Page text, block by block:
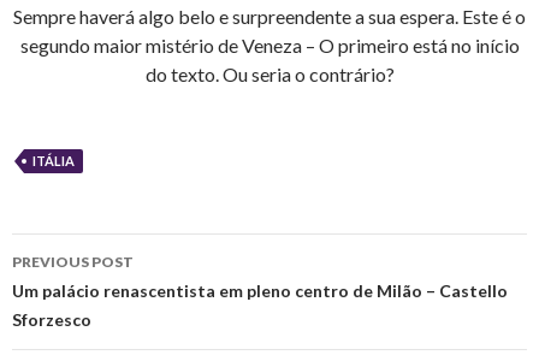
Sempre haverá algo belo e surpreendente a sua espera. Este é o
segundo maior mistério de Veneza – O primeiro está no início
do texto. Ou seria o contrário?
ITÁLIA
Post
navigation
PREVIOUS POST
Um palácio renascentista em pleno centro de Milão – Castello
Sforzesco